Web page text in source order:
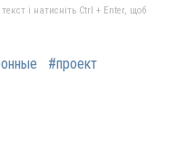
і натисніть Ctrl + Enter, щоб
#проект